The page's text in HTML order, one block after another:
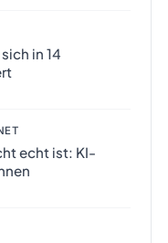
in 14
echt ist: KI-